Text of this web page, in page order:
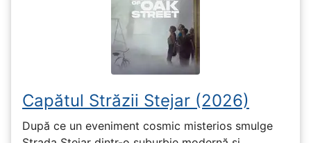
Capătul Străzii Stejar (2026)
După ce un eveniment cosmic misterios smulge